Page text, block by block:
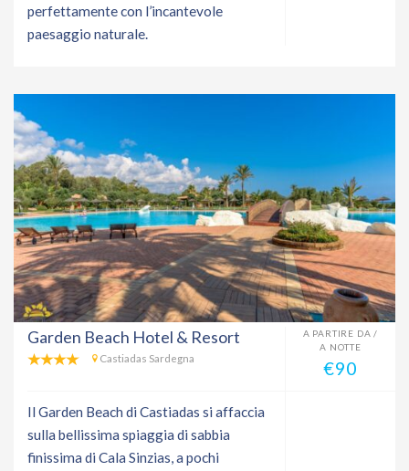
perfettamente con l’incantevole
paesaggio naturale.
Garden Beach Hotel & Resort
Castiadas Sardegna
A PARTIRE DA /
A NOTTE
€90
Il Garden Beach di Castiadas si affaccia
sulla bellissima spiaggia di sabbia
finissima di Cala Sinzias, a pochi